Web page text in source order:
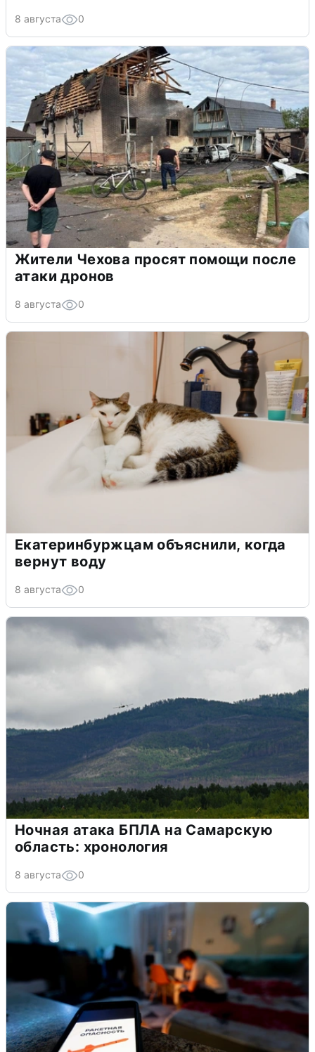
8 августа 0
Жители Чехова просят помощи после
атаки дронов
8 августа 0
Екатеринбуржцам объяснили, когда
вернут воду
8 августа 0
Ночная атака БПЛА на Самарскую
область: хронология
8 августа 0